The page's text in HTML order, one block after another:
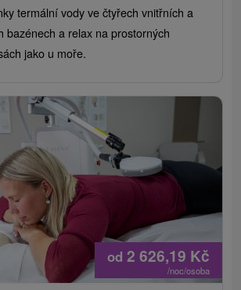
termální vody ve čtyřech vnitřních a
bazénech a relax na prostorných
jako u moře.
od 2 626,19 Kč
/noc/osoba